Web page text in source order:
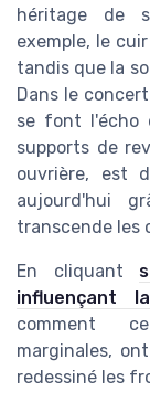
héritage de
exemple, le
tandis que la
Dans le
se font l'écho
supports de
ouvrière, est
aujourd'hui
transcende les
En cliquant
influençant
comment
marginales,
redessiné les